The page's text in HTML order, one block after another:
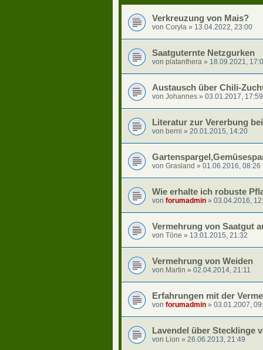
Verkreuzung von Mais?
von Coryla » 13.04.2022, 23:00
Saatguternte Netzgurken
von platanthera » 18.09.2021,
Austausch über Chili-
von Johannes » 03.01.2017, 17:59
Literatur zur Vererbung
von berni » 20.01.2015, 14:20
von Grasland » 01.06.2016, 08:26
Wie erhalte ich robuste
von forumadmin » 03.04.2016,
Vermehrung von Saatgut
von Töne » 13.01.2015, 21:32
Vermehrung von Weiden
von Martin » 02.04.2014, 21:11
Erfahrungen mit der
von forumadmin » 03.01.2007,
Lavendel über Stecklinge
von Lion » 26.06.2013, 21:49